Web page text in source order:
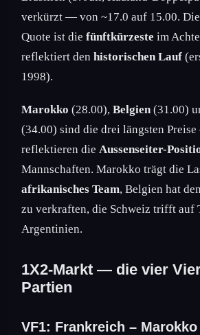
verkürzt — von ~17.0 auf 15.00.
Quote ist die fünftkürzeste im
reflektiert den historischen Lauf
1998).
Marokko (28.00), Belgien(31.00)
(34.00) sind die drei längsten
reflektieren die Aussenseiter-
Mannschaften. Marokko trägt die
afrikanisches Team, Belgien hat den
zu verkraften, die Schweiz trifft auf
Argentinien.
1X2-Markt — die vier
Partien
VF1: Frankreich –